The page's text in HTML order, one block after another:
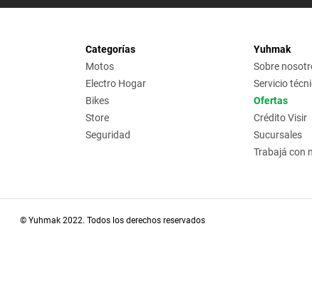
Categorías
Motos
Electro Hogar
Bikes
Store
Seguridad
Yuhmak
Sobre
Servicio
Ofertas
Crédito Visir
Sucursales
Trabajá con
© Yuhmak 2022. Todos los derechos reservados